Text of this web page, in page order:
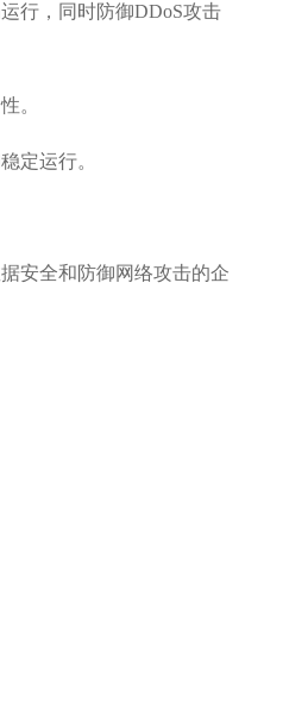
行，同时防御DDoS攻击
。
定运行。
安全和防御网络攻击的企